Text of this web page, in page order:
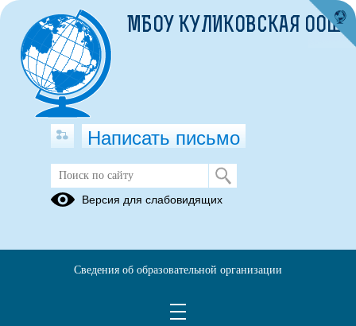
ЛЕТНЯЯ ОЗДОРОВИТЕЛЬНАЯ
КАМПАНИЯ
июня 2024
года на базе школы будет работать летний
основании заявления родителей ребенка.
МБОУ КУЛИКОВСКАЯ ООШ
Написать письмо
Версия для слабовидящих
Сведения об образовательной организации